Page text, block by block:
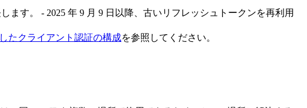
す。 - 2025 年 9 月 9 日以降、古いリフレッシュトークンを再利用
たクライアント認証の構成を参照してください。